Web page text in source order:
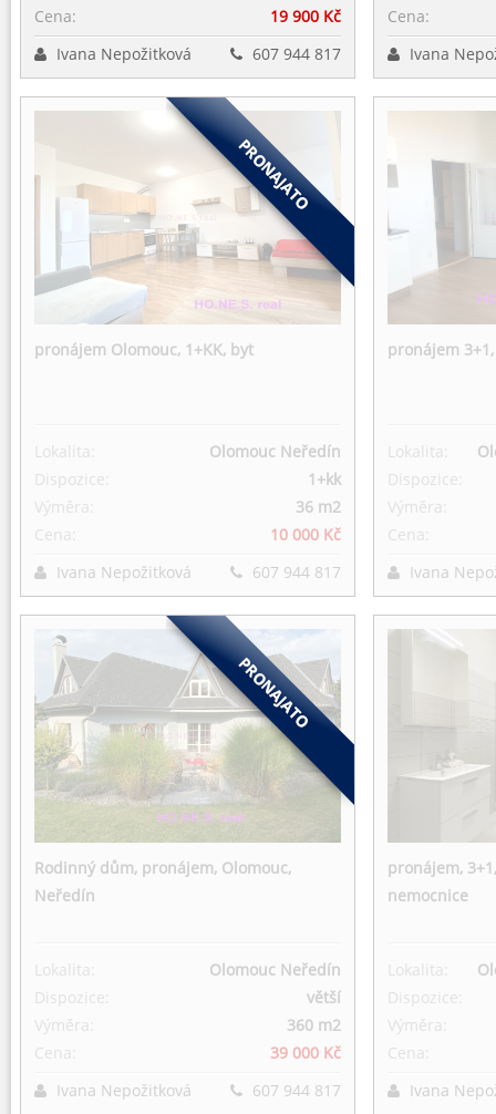
Cena:
19 900 Kč
Ivana Nepožitková
607 944 817
Cena:
Ivana
pronájem Olomouc, 1+KK, byt
Lokalita:
Olomouc Neředín
Dispozice:
1+kk
Výměra:
36 m2
Cena:
10 000 Kč
Ivana Nepožitková
607 944 817
pronájem
Lokalita:
Dispozice:
Výměra:
Cena:
Ivana
Rodinný dům, pronájem, Olomouc,
Neředín
Lokalita:
Olomouc Neředín
Dispozice:
větší
Výměra:
360 m2
Cena:
39 000 Kč
Ivana Nepožitková
607 944 817
pronájem,
nemocnice
Lokalita:
Dispozice:
Výměra:
Cena:
Ivana